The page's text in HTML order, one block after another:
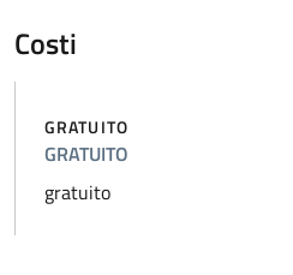
Costi
GRATUITO
GRATUITO
gratuito